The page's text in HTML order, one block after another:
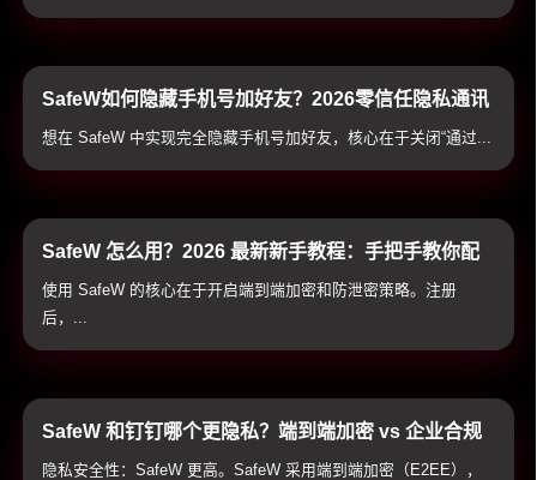
SafeW如何隐藏手机号加好友？2026零信任隐私通讯
配置与实战技巧
想在 SafeW 中实现完全隐藏手机号加好友，核心在于关闭“通过...
SafeW 怎么用？2026 最新新手教程：手把手教你配
置加密通讯与防泄密防护
使用 SafeW 的核心在于开启端到端加密和防泄密策略。注册
后，...
SafeW 和钉钉哪个更隐私？端到端加密 vs 企业合规
通讯隐私全方位横评
隐私安全性：SafeW 更高。SafeW 采用端到端加密（E2EE），